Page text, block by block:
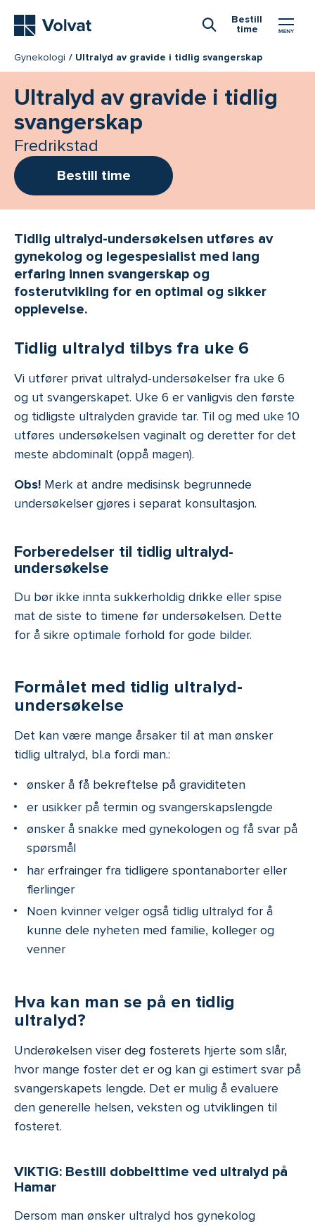
Bestill
time
Gynekologi Ultralyd av gravide i tidlig svangerskap
Ultralyd av gravide i tidlig
svangerskap
Fredrikstad
Bestill time
Tidlig ultralyd-undersøkelsen utføres av
gynekolog og legespesialist med lang
erfaring innen svangerskap og
fosterutvikling for en optimal og sikker
opplevelse.
Tidlig ultralyd tilbys fra uke 6
Vi utfører privat ultralyd-undersøkelser fra uke 6
og ut svangerskapet. Uke 6 er vanligvis den første
og tidligste ultralyden gravide tar. Til og med uke 10
utføres undersøkelsen vaginalt og deretter for det
meste abdominalt (oppå magen).
Obs! Merk at andre medisinsk begrunnede
undersøkelser gjøres i separat konsultasjon.
Forberedelser til tidlig ultralyd-
undersøkelse
Du bør ikke innta sukkerholdig drikke eller spise
mat de siste to timene før undersøkelsen. Dette
for å sikre optimale forhold for gode bilder.
Formålet med tidlig ultralyd-
undersøkelse
Det kan være mange årsaker til at man ønsker
tidlig ultralyd, bl.a fordi man.:
ønsker å få bekreftelse på graviditeten
er usikker på termin og svangerskapslengde
ønsker å snakke med gynekologen og få svar på
spørsmål
har erfrainger fra tidligere spontanaborter eller
flerlinger
Noen kvinner velger også tidlig ultralyd for å
kunne dele nyheten med familie, kolleger og
venner
Hva kan man se på en tidlig
ultralyd?
Underøkelsen viser deg fosterets hjerte som slår,
hvor mange foster det er og kan gi estimert svar på
svangerskapets lengde. Det er mulig å evaluere
den generelle helsen, veksten og utviklingen til
fosteret.
VIKTIG: Bestill dobbelttime ved ultralyd på
Hamar
Dersom man ønsker ultralyd hos gynekolog